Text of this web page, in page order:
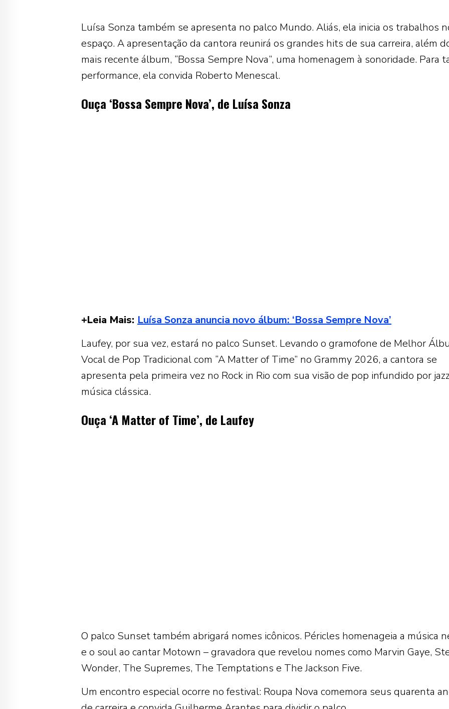
Luísa Sonza também se apresenta no palco Mundo. Aliás, ela inicia os trabalhos
espaço. A apresentação da cantora reunirá os grandes hits de sua carreira, além
mais recente álbum, “Bossa Sempre Nova”, uma homenagem à sonoridade. Para
performance, ela convida Roberto Menescal.
Ouça ‘Bossa Sempre Nova’, de Luísa Sonza
+Leia Mais: Luísa Sonza anuncia novo álbum: ‘Bossa Sempre Nova’
Laufey, por sua vez, estará no palco Sunset. Levando o gramofone de Melhor
Vocal de Pop Tradicional com “A Matter of Time” no Grammy 2026, a cantora se
apresenta pela primeira vez no Rock in Rio com sua visão de pop infundido por
música clássica.
Ouça ‘A Matter of Time’, de Laufey
O palco Sunset também abrigará nomes icônicos. Péricles homenageia a música
e o soul ao cantar Motown – gravadora que revelou nomes como Marvin Gaye,
Wonder, The Supremes, The Temptations e The Jackson Five.
Um encontro especial ocorre no festival: Roupa Nova comemora seus quarenta